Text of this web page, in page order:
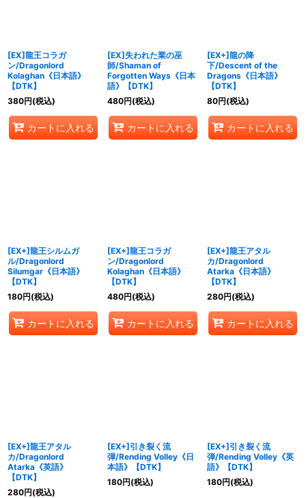
[EX]龍王コラガ
ン/Dragonlord
Kolaghan《日本語》
【DTK】
380円(税込)
カートに入れる
[EX]失われた業の巫
師/Shaman of
Forgotten Ways《日本
語》【DTK】
480円(税込)
カートに入れる
[EX+]龍の降
下/Descent of the
Dragons《日本語》
【DTK】
80円(税込)
カートに入れる
[EX+]龍王シルムガ
ル/Dragonlord
Silumgar《日本語》
【DTK】
180円(税込)
カートに入れる
[EX+]龍王コラガ
ン/Dragonlord
Kolaghan《日本語》
【DTK】
480円(税込)
カートに入れる
[EX+]龍王アタル
カ/Dragonlord
Atarka《日本語》
【DTK】
280円(税込)
カートに入れる
[EX+]龍王アタル
カ/Dragonlord
Atarka《英語》
【DTK】
280円(税込)
[EX+]引き裂く流
弾/Rending Volley《日
本語》【DTK】
180円(税込)
[EX+]引き裂く流
弾/Rending Volley《英
語》【DTK】
180円(税込)